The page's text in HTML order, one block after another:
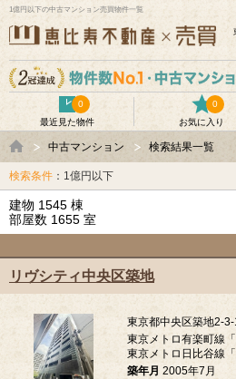
1億円以下の中古マンション売買物件一覧
最近見た物件
0
お気に入り
0
中古マンション 検索結果一覧
検索条件 ：1億円以下
建物 1545 棟
部屋数 1655 室
リヴシティ中央区築地
東京都中央区築地2-
東京メトロ有楽町線
東京メトロ日比谷線
築年月 2005年7月